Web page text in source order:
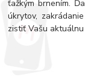
ťažkým brnením.
úkrytov,
zistiť Vašu aktuálnu